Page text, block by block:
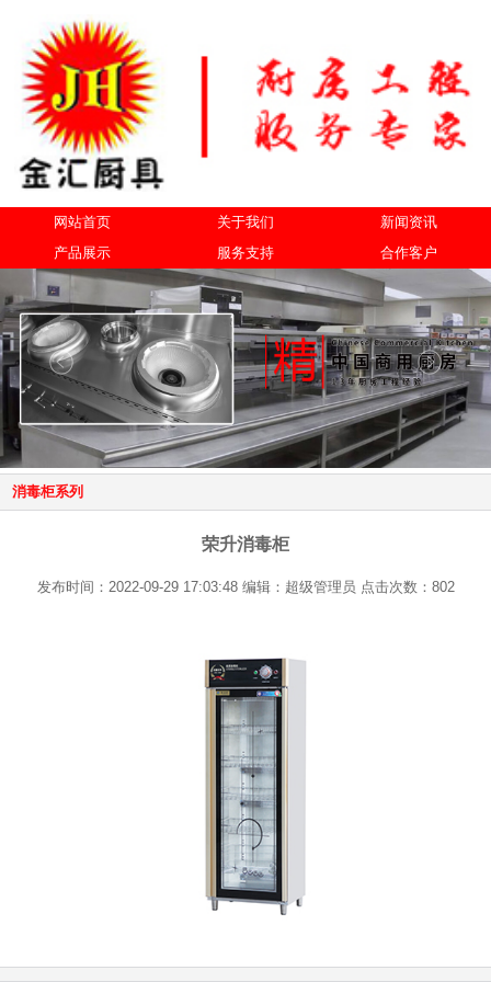
网站首页 关于我们
新闻资讯
产品展示
服务支持 合作客户
消毒柜系列
荣升消毒柜
发布时间：2022-09-29 17:03:48 编辑：超级管理员 点击次数：802